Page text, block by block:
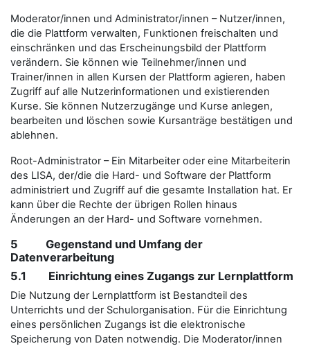
Moderator/innen und Administrator/innen – Nutzer/innen,
die die Plattform verwalten, Funktionen freischalten und
einschränken und das Erscheinungsbild der Plattform
verändern. Sie können wie Teilnehmer/innen und
Trainer/innen in allen Kursen der Plattform agieren, haben
Zugriff auf alle Nutzerinformationen und existierenden
Kurse. Sie können Nutzerzugänge und Kurse anlegen,
bearbeiten und löschen sowie Kursanträge bestätigen und
ablehnen.
Root-Administrator – Ein Mitarbeiter oder eine Mitarbeiterin
des LISA, der/die die Hard- und Software der Plattform
administriert und Zugriff auf die gesamte Installation hat. Er
kann über die Rechte der übrigen Rollen hinaus
Änderungen an der Hard- und Software vornehmen.
5 Gegenstand und Umfang der
Datenverarbeitung
5.1 Einrichtung eines Zugangs zur Lernplattform
Die Nutzung der Lernplattform ist Bestandteil des
Unterrichts und der Schulorganisation. Für die Einrichtung
eines persönlichen Zugangs ist die elektronische
Speicherung von Daten notwendig. Die Moderator/innen